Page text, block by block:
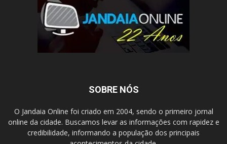
SOBRE NÓS
O Jandaia Online foi criado em 2004, sendo o primeiro jornal
online da cidade. Buscamos levar as informações com rapidez e
credibilidade, informando a população dos principais